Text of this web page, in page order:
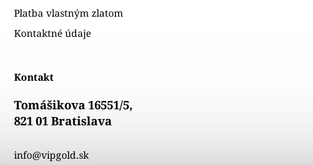
Platba vlastným zlatom
Kontaktné údaje
Kontakt
Tomášikova 16551/5,
821 01 Bratislava
info@vipgold.sk